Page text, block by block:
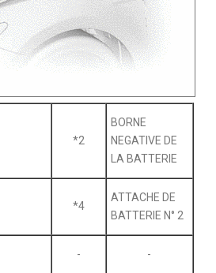
*2
BORNE
NEGATIVE DE
LA BATTERIE
*4
ATTACHE DE
BATTERIE N° 2
- -